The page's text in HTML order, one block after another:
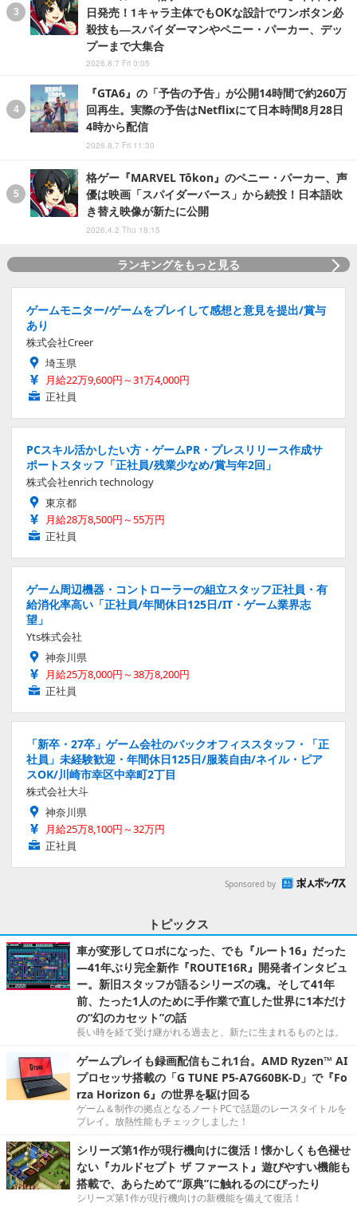
日発売！1キャラ主体でもOKな設計でワンボタン必
殺技も―スパイダーマンやペニー・パーカー、デッ
プーまで大集合
2026.8.7 Fri 0:05
『GTA6』の「予告の予告」が公開14時間で約260万
回再生。実際の予告はNetflixにて日本時間8月28日
4時から配信
2026.8.7 Fri 11:30
格ゲー『MARVEL Tōkon』のペニー・パーカー、声
優は映画「スパイダーバース」から続投！日本語吹
き替え映像が新たに公開
2026.4.2 Thu 18:15
ランキングをもっと見る
ゲームモニター/ゲームをプレイして感想と意見を提出/賞与
あり
株式会社Creer
埼玉県
月給22万9,600円～31万4,000円
正社員
PCスキル活かしたい方・ゲームPR・プレスリリース作成サ
ポートスタッフ「正社員/残業少なめ/賞与年2回」
株式会社enrich technology
東京都
月給28万8,500円～55万円
正社員
ゲーム周辺機器・コントローラーの組立スタッフ正社員・有
給消化率高い「正社員/年間休日125日/IT・ゲーム業界志
望」
Yts株式会社
神奈川県
月給25万8,000円～38万8,200円
正社員
「新卒・27卒」ゲーム会社のバックオフィススタッフ・「正
社員」未経験歓迎・年間休日125日/服装自由/ネイル・ピア
スOK/川崎市幸区中幸町2丁目
株式会社大斗
神奈川県
月給25万8,100円～32万円
正社員
Sponsored by
トピックス
車が変形してロボになった、でも『ルート16』だった
―41年ぶり完全新作『ROUTE16R』開発者インタビュ
ー。新旧スタッフが語るシリーズの魂。そして41年
前、たった1人のために手作業で直した世界に1本だけ
の“幻のカセット”の話
長い時を経て受け継がれる過去と、新たに生まれるものとは。
ゲームプレイも録画配信もこれ1台。AMD Ryzen™ AI
プロセッサ搭載の「G TUNE P5-A7G60BK-D」で『Fo
rza Horizon 6』の世界を駆け回る
ゲーム＆制作の拠点となるノートPCで話題のレースタイトルを
プレイ。放熱性能もチェックしました！
シリーズ第1作が現行機向けに復活！懐かしくも色褪せ
ない『カルドセプト ザ ファースト』遊びやすい機能も
搭載で、あらためて“原典”に触れるのにぴったり
シリーズ第1作が現行機向けの新機能を備えて復活！